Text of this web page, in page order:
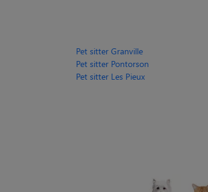
Pet sitter Granville
Pet sitter Pontorson
Pet sitter Les Pieux